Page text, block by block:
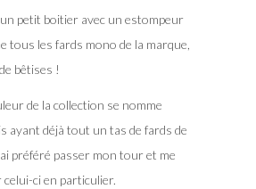
petit boitier avec un estompeur
tous les fards mono de la marque,
bêtises !
de la collection se nomme
ayant déjà tout un tas de fards de
préféré passer mon tour et me
ci en particulier.